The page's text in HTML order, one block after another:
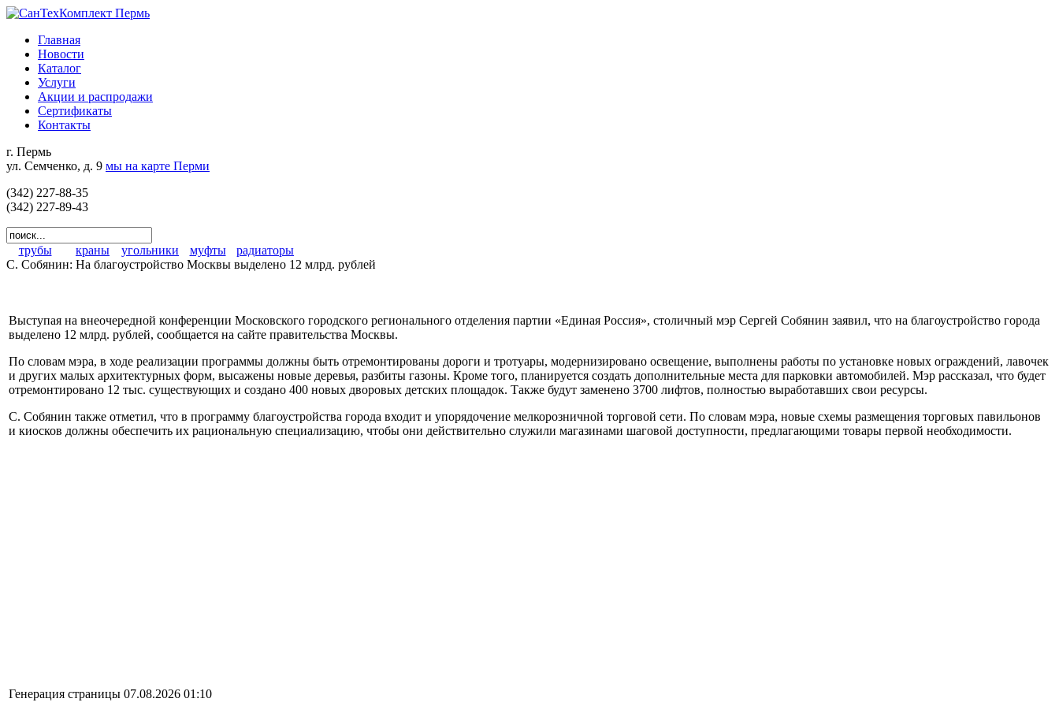
Главная
Новости
Каталог
Услуги
Акции и распродажи
Сертификаты
Контакты
г. Пермь
ул. Семченко, д. 9 мы на карте Перми
(342) 227-88-35
(342) 227-89-43
трубы краны угольники муфты
радиаторы
С. Собянин: На благоустройство Москвы выделено 12 млрд. рублей
Выступая на внеочередной конференции Московского городского регионального отделения партии «Единая Россия», столичный мэр Сергей Собянин заявил, что на благоустройство города
выделено 12 млрд. рублей, сообщается на сайте правительства Москвы.
По словам мэра, в ходе реализации программы должны быть отремонтированы дороги и тротуары, модернизировано освещение, выполнены работы по установке новых ограждений, лавочек
и других малых архитектурных форм, высажены новые деревья, разбиты газоны. Кроме того, планируется создать дополнительные места для парковки автомобилей. Мэр рассказал, что будет
отремонтировано 12 тыс. существующих и создано 400 новых дворовых детских площадок. Также будут заменено 3700 лифтов, полностью выработавших свои ресурсы.
С. Собянин также отметил, что в программу благоустройства города входит и упорядочение мелкорозничной торговой сети. По словам мэра, новые схемы размещения торговых павильонов
и киосков должны обеспечить их рациональную специализацию, чтобы они действительно служили магазинами шаговой доступности, предлагающими товары первой необходимости.
Генерация страницы 07.08.2026 01:10